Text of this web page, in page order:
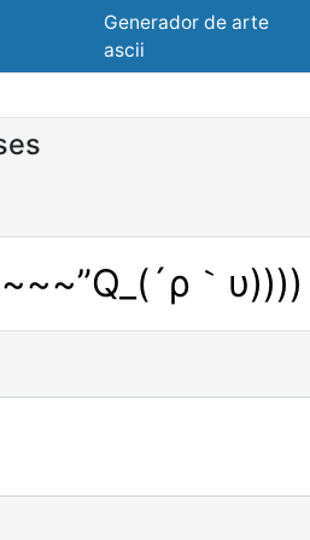
Generador de arte
ascii
｀υ))))